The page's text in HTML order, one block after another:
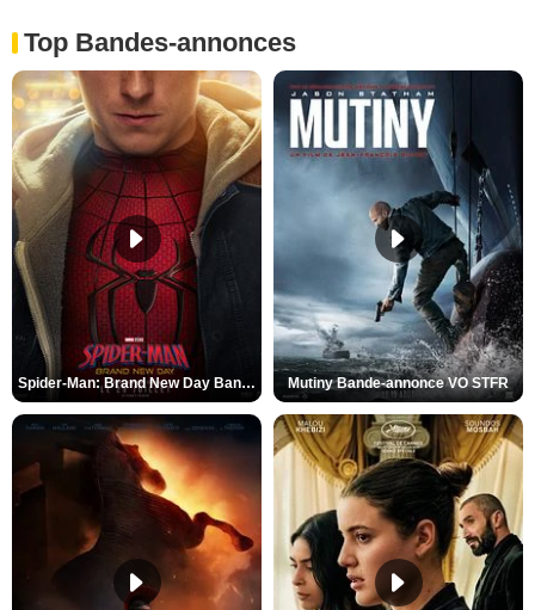
Top Bandes-annonces
Spider-Man: Brand New Day Bande-annonce VO STFR Mutiny Bande-annonce VO STFR